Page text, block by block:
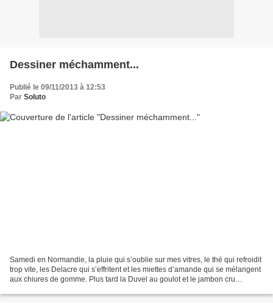
Dessiner méchamment...
Publié le 09/11/2013 à 12:53
Par Soluto
Samedi en Normandie, la pluie qui s’oublie sur mes vitres, le thé qui refroidit
trop vite, les Delacre qui s’effritent et les miettes d’amande qui se mélangent
aux chiures de gomme. Plus tard la Duvel au goulot et le jambon cru